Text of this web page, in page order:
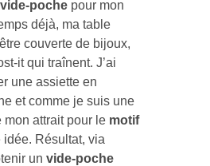
poche pour mon
déjà, ma table
couverte de bijoux,
it qui traînent. J’ai
une assiette en
et comme je suis une
mon attrait pour le motif
Résultat, via
unvide-poche